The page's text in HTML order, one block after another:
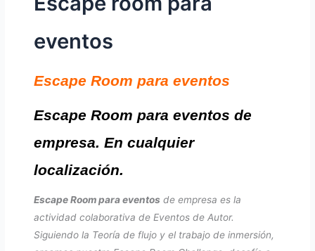
eventos
Escape Room para eventos
Escape Room para eventos de
empresa. En cualquier
localización.
Escape Room para eventos de empresa es la
actividad colaborativa de Eventos de Autor.
Siguiendo la Teoría de flujo y el trabajo de inmersión,